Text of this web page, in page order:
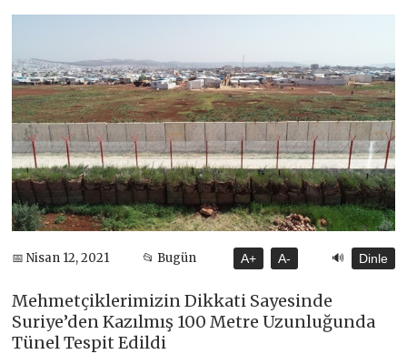
📅 Nisan 12, 2021 📂 Bugün A+ A- 🔊 Dinle
Mehmetçiklerimizin Dikkati Sayesinde
Suriye’den Kazılmış 100 Metre Uzunluğunda
Tünel Tespit Edildi